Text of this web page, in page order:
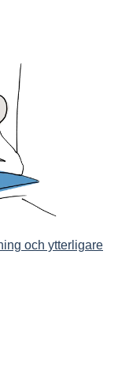
och ytterligare